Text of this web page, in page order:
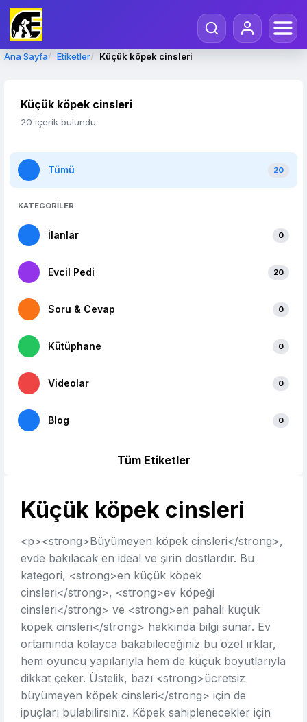
Ana Sayfa Etiketler Küçük köpek cinsleri
Küçük köpek cinsleri
20 içerik bulundu
Tümü 20
KATEGORİLER
İlanlar 0
Evcil Pedi 20
Soru & Cevap 0
Kütüphane 0
Videolar 0
Blog 0
Tüm Etiketler
Küçük köpek cinsleri
<p><strong>Büyümeyen köpek cinsleri</strong>,
evde bakılacak en ideal ve şirin dostlardır. Bu
kategori, <strong>en küçük köpek
cinsleri</strong>, <strong>ev köpeği
cinsleri</strong> ve <strong>en pahalı küçük
köpek cinsleri</strong> hakkında bilgi sunar. Ev
ortamında kolayca bakabileceğiniz bu özel ırklar,
hem oyuncu yapılarıyla hem de küçük boyutlarıyla
dikkat çeker. Üstelik, bazı <strong>ücretsiz
büyümeyen köpek cinsleri</strong> için de
ipuçları bulabilirsiniz. Köpek sahiplenecekler için